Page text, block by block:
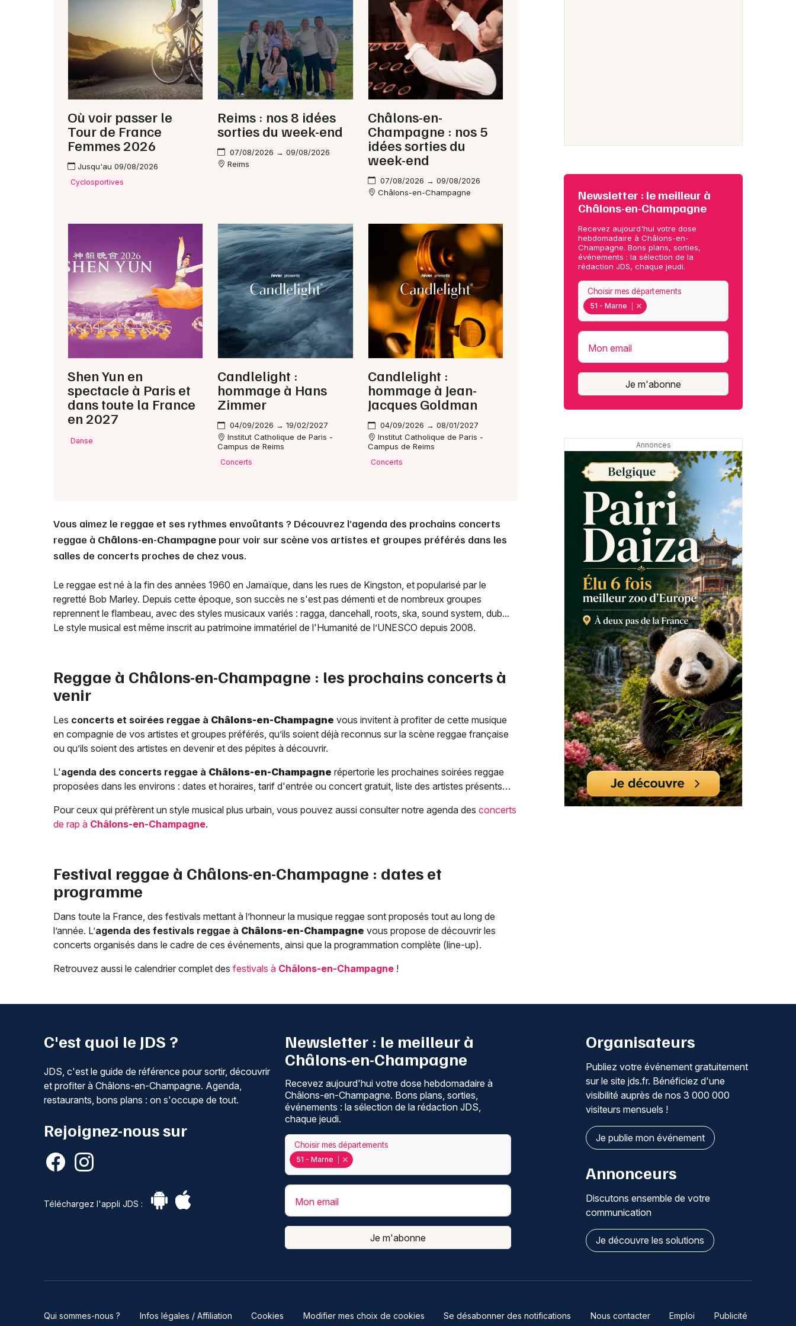
Newsletter des sorties
Artistes en tournée
Actus à Châlons-en-Champagne
Magazine à Châlons-en-Champagne
51 - Marne
Choisir mes départements
Mon email
Je m'abonne
Où voir passer le
Tour de France
Femmes 2026
Jusqu'au 09/08/2026
Cyclosportives
Reims : nos 8 idées
sorties du week-end
07/08/2026 → 09/08/2026
Reims
Châlons-en-
Champagne : nos 5
idées sorties du
week-end
07/08/2026 → 09/08/2026
Châlons-en-Champagne
Shen Yun en
spectacle à Paris et
dans toute la France
en 2027
Danse
Candlelight :
hommage à Hans
Zimmer
04/09/2026 → 19/02/2027
Institut Catholique de Paris -
Campus de Reims
Concerts
Candlelight :
hommage à Jean-
Jacques Goldman
04/09/2026 → 08/01/2027
Institut Catholique de Paris -
Campus de Reims
Concerts
Vous aimez le reggae et ses rythmes envoûtants ? Découvrez l’agenda des prochains concerts
reggae à Châlons-en-Champagne pour voir sur scène vos artistes et groupes préférés dans les
salles de concerts proches de chez vous.
Le reggae est né à la fin des années 1960 en Jamaïque, dans les rues de Kingston, et popularisé par le
regretté Bob Marley. Depuis cette époque, son succès ne s'est pas démenti et de nombreux groupes
reprennent le flambeau, avec des styles musicaux variés : ragga, dancehall, roots, ska, sound system, dub...
Le style musical est même inscrit au patrimoine immatériel de l'Humanité de l’UNESCO depuis 2008.
Reggae à Châlons-en-Champagne : les prochains concerts à
venir
Les concerts et soirées reggae à Châlons-en-Champagne vous invitent à profiter de cette musique
en compagnie de vos artistes et groupes préférés, qu’ils soient déjà reconnus sur la scène reggae française
ou qu’ils soient des artistes en devenir et des pépites à découvrir.
L'agenda des concerts reggae à Châlons-en-Champagne répertorie les prochaines soirées reggae
proposées dans les environs : dates et horaires, tarif d'entrée ou concert gratuit, liste des artistes présents…
Pour ceux qui préfèrent un style musical plus urbain, vous pouvez aussi consulter notre agenda des concerts
de rap à Châlons-en-Champagne.
Festival reggae à Châlons-en-Champagne : dates et
programme
Dans toute la France, des festivals mettant à l’honneur la musique reggae sont proposés tout au long de
l’année. L’agenda des festivals reggae à Châlons-en-Champagne vous propose de découvrir les
concerts organisés dans le cadre de ces événements, ainsi que la programmation complète (line-up).
Retrouvez aussi le calendrier complet des festivals à Châlons-en-Champagne !
Newsletter : le meilleur à
Châlons-en-Champagne
Recevez aujourd'hui votre dose
hebdomadaire à Châlons-en-
Champagne. Bons plans, sorties,
événements : la sélection de la
rédaction JDS, chaque jeudi.
51 - Marne
Choisir mes départements
Mon email
Je m'abonne
C'est quoi le JDS ?
JDS, c'est le guide de référence pour sortir, découvrir
et profiter à Châlons-en-Champagne. Agenda,
restaurants, bons plans : on s'occupe de tout.
Rejoignez-nous sur
Téléchargez l'appli JDS :
Newsletter : le meilleur à
Châlons-en-Champagne
Recevez aujourd'hui votre dose hebdomadaire à
Châlons-en-Champagne. Bons plans, sorties,
événements : la sélection de la rédaction JDS,
chaque jeudi.
51 - Marne
Choisir mes départements
Mon email
Je m'abonne
Organisateurs
Publiez votre événement gratuitement
sur le site jds.fr. Bénéficiez d'une
visibilité auprès de nos 3 000 000
visiteurs mensuels !
Je publie mon événement
Annonceurs
Discutons ensemble de votre
communication
Je découvre les solutions
Qui sommes-nous ? Infos légales / Affiliation Cookies Modifier mes choix de cookies Se désabonner des notifications Nous contacter Emploi Publicité